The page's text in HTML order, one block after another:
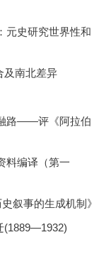
元史研究世界性和
及南北差异
路——评《阿拉伯
料编译（第一
叙事的生成机制》
(1889—1932)